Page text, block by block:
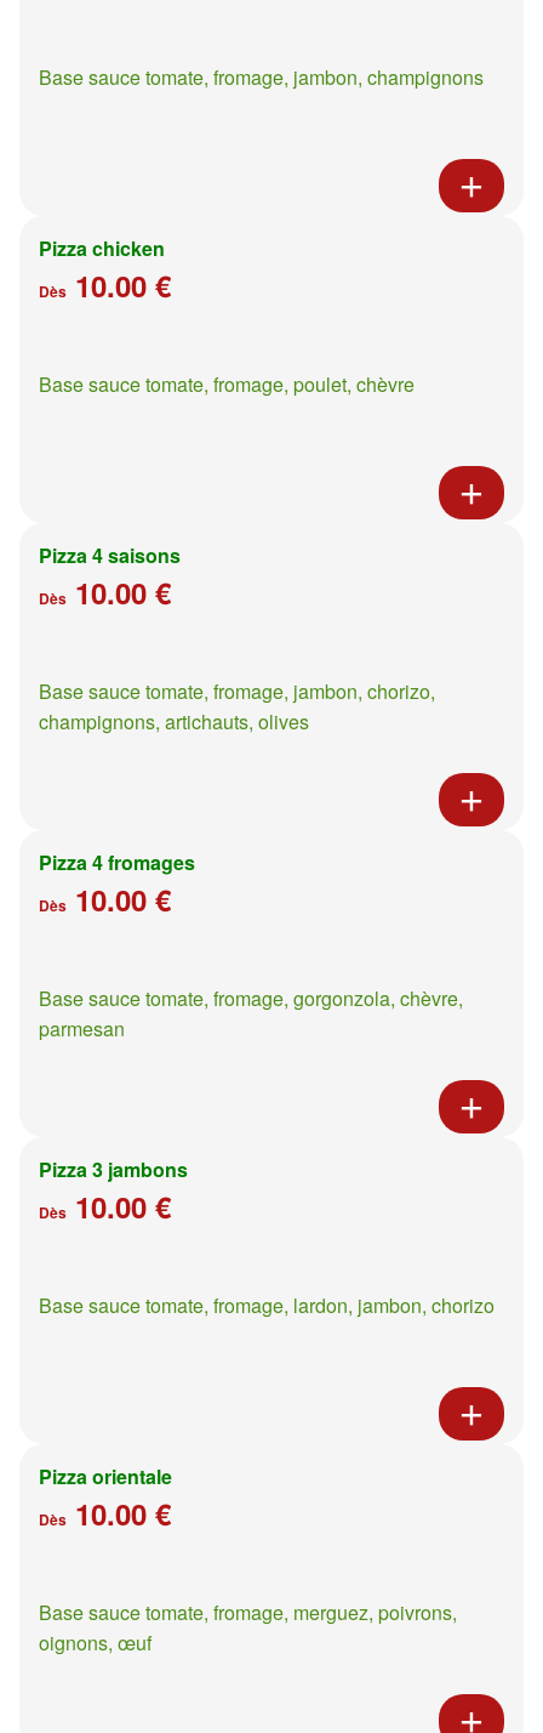
Base sauce tomate, fromage, jambon, champignons
Pizza chicken
Dès 10.00 €
Base sauce tomate, fromage, poulet, chèvre
Pizza 4 saisons
Dès 10.00 €
Base sauce tomate, fromage, jambon, chorizo,
champignons, artichauts, olives
Pizza 4 fromages
Dès 10.00 €
Base sauce tomate, fromage, gorgonzola, chèvre,
parmesan
Pizza 3 jambons
Dès 10.00 €
Base sauce tomate, fromage, lardon, jambon, chorizo
Pizza orientale
Dès 10.00 €
Base sauce tomate, fromage, merguez, poivrons,
oignons, œuf